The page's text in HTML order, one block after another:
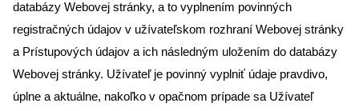
databázy Webovej stránky, a to vyplnením povinných
registračných údajov v užívateľskom rozhraní Webovej stránky
a Prístupových údajov a ich následným uložením do databázy
Webovej stránky. Užívateľ je povinný vyplniť údaje pravdivo,
úplne a aktuálne, nakoľko v opačnom prípade sa Užívateľ